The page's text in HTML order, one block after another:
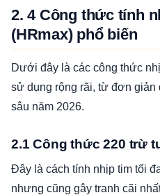
2. 4 Công thức tính
(HRmax) phổ biến
Dưới đây là các công thức
sử dụng rộng rãi, từ đơn giản
sâu năm 2026.
2.1 Công thức 220 trừ
Đây là cách tính nhịp tim tối
nhưng cũng gây tranh cãi